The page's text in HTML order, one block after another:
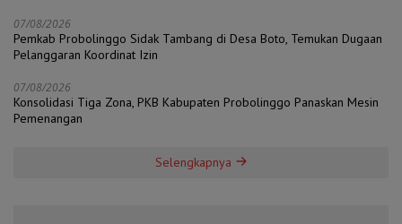
07/08/2026
Pemkab Probolinggo Sidak Tambang di Desa Boto, Temukan Dugaan
Pelanggaran Koordinat Izin
07/08/2026
Konsolidasi Tiga Zona, PKB Kabupaten Probolinggo Panaskan Mesin
Pemenangan
Selengkapnya